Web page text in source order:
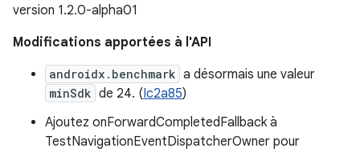
version 1.2.0-alpha01
Modifications apportées à l'API
androidx.benchmark a désormais une valeur
minSdk de 24. (Ic2a85)
Ajoutez onForwardCompletedFallback à
TestNavigationEventDispatcherOwner pour